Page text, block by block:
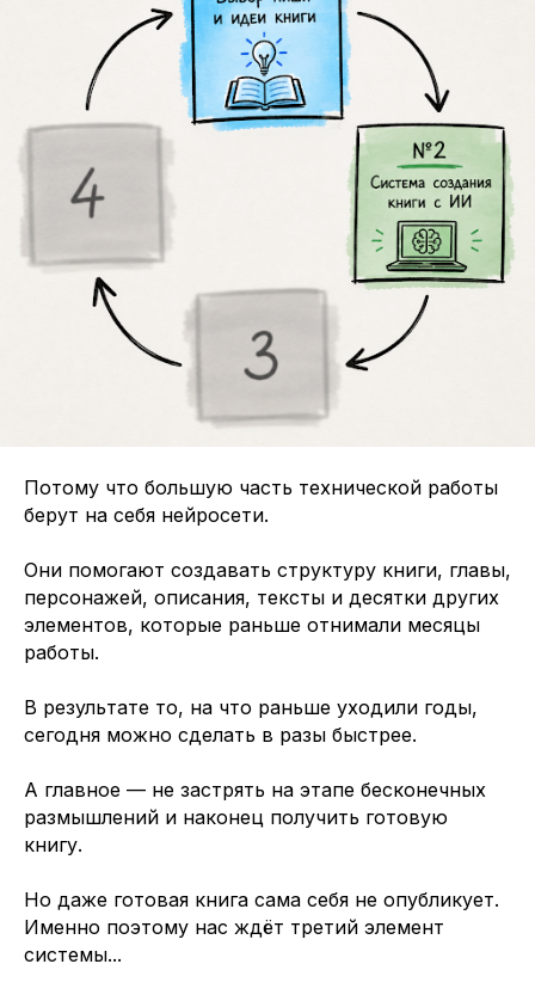
Потому что большую часть технической работы
берут на себя нейросети.
Они помогают создавать структуру книги, главы,
персонажей, описания, тексты и десятки других
элементов, которые раньше отнимали месяцы
работы.
В результате то, на что раньше уходили годы,
сегодня можно сделать в разы быстрее.
А главное — не застрять на этапе бесконечных
размышлений и наконец получить готовую
книгу.
Но даже готовая книга сама себя не опубликует.
Именно поэтому нас ждёт третий элемент
системы...